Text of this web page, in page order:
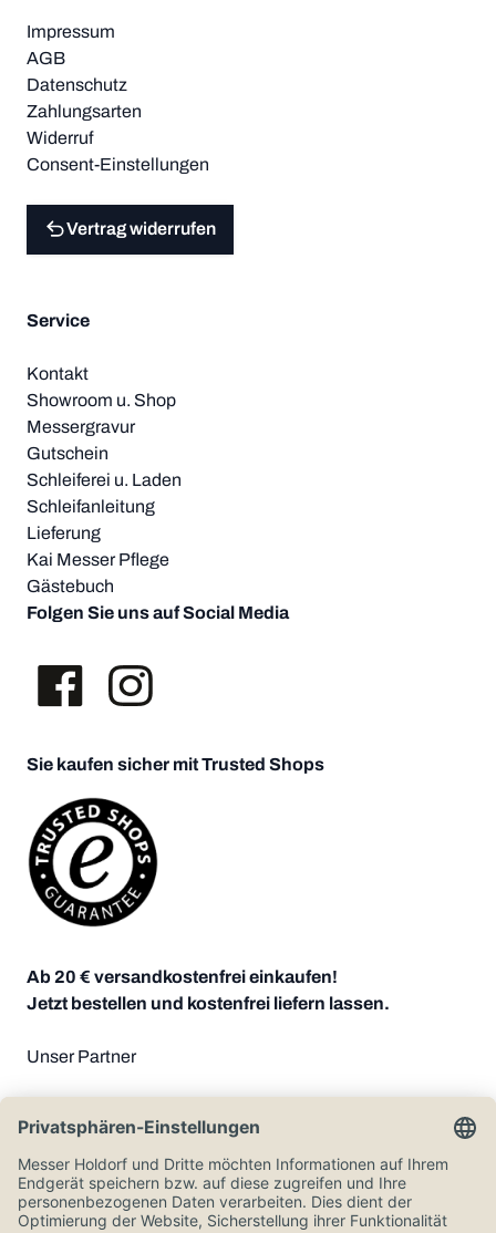
Impressum
AGB
Datenschutz
Zahlungsarten
Widerruf
Consent-Einstellungen
Vertrag widerrufen
Service
Kontakt
Showroom u. Shop
Messergravur
Gutschein
Schleiferei u. Laden
Schleifanleitung
Lieferung
Kai Messer Pflege
Gästebuch
Folgen Sie uns auf Social Media
Sie kaufen sicher mit Trusted Shops
Ab 20 € versandkostenfrei einkaufen!
Jetzt bestellen und kostenfrei liefern lassen.
Unser Partner
Zahlungsoptionen